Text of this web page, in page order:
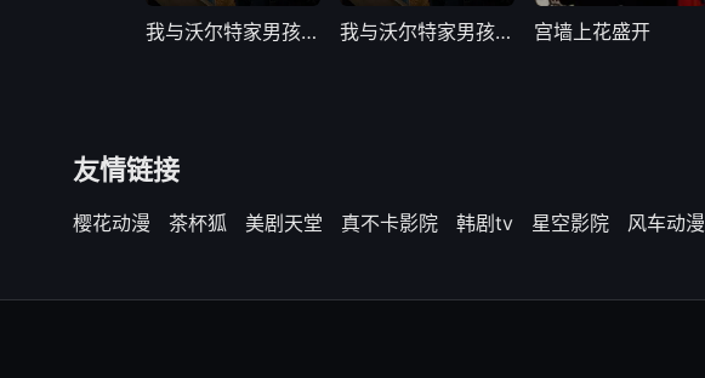
我与沃尔特家男孩的生活第三季 我与沃尔特家男孩的生活 第三季 宫墙上花盛开
友情链接
樱花动漫 茶杯狐 美剧天堂 真不卡影院 韩剧tv 星空影院 风车动漫